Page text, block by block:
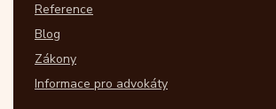
Reference
Blog
Zákony
Informace pro advokáty